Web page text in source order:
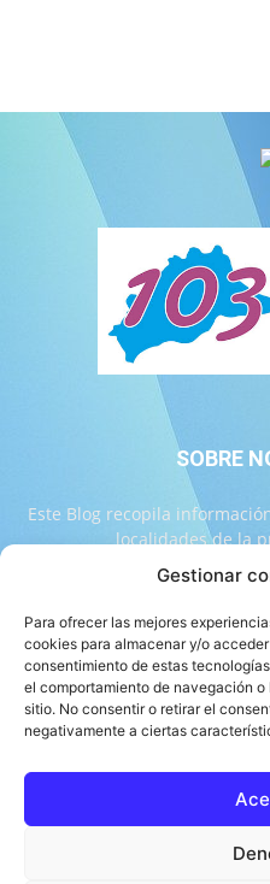
Gestionar
Para ofrecer las mejores
cookies para almacenar y/o
consentimiento de estas
el comportamiento de navegación
sitio. No consentir o retirar el
negativamente a ciertas
SOBRE
Este Blog recopila
localidades de la
Contáctanos:
Equipo de